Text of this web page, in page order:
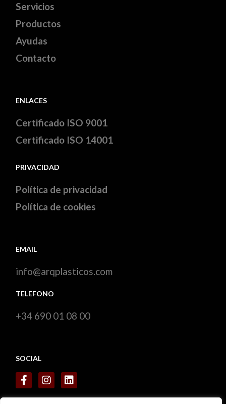
Servicios
Productos
Ayudas
Contacto
ENLACES
Certificado ISO 9001
Certificado ISO 14001
PRIVACIDAD
Política de privacidad
Política de cookies
EMAIL
info@arqplasticos.com
TELEFONO
+34 690 01 08 00
SOCIAL